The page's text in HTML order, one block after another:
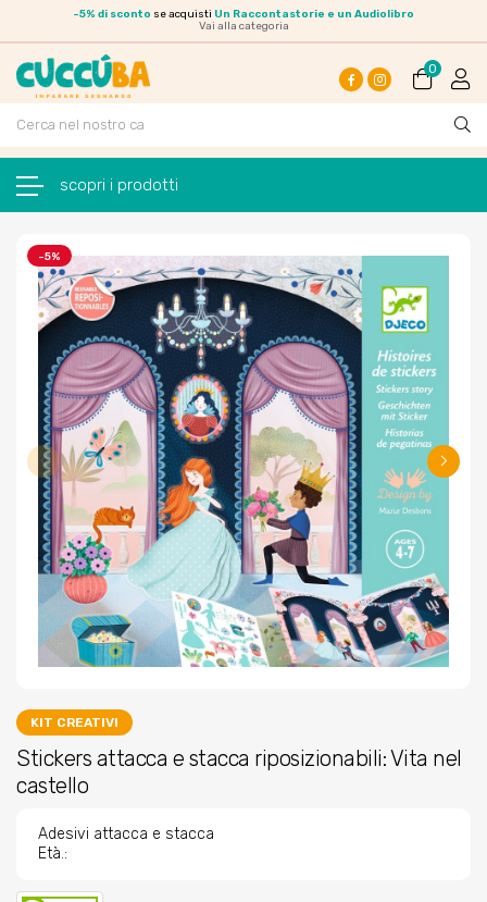
-5% di sconto se acquisti Un Raccontastorie e un Audiolibro
Vai alla categoria
FacebookInstagram
0
-5%
KIT CREATIVI
Stickers attacca e stacca riposizionabili: Vita nel
castello
Adesivi attacca e stacca
Età.: